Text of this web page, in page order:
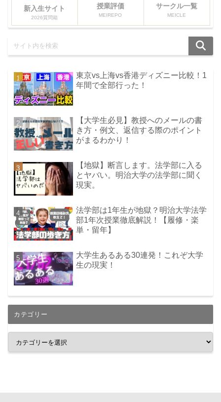
新入生サイト
2026質問箱
授業評価
MEIREPO
サークル一覧
MEICLE
東京vs上海vs香港ディズニー比較！1
年間で全部行った！
【大学生必見】教授へのメールの書
き方・例文、返信する際のポイント
がまるわかり！
【地獄】断言します。法学部に入る
とヤバい。明治大学の法学部に聞く
現実。
法学部は1年生が地獄？明治大学法学
部1年次授業徹底解説！【履修・楽
単・留年】
大学生あるある30連発！これぞ大学
生の現実！
カテゴリー